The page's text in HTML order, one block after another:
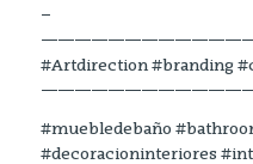
–
#Artdirection #branding
#muebledebaño
#decoracioninteriores